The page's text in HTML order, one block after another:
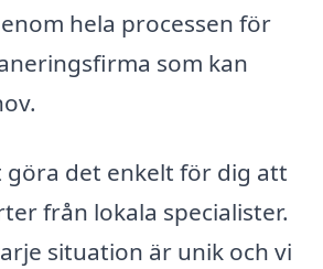
hela processen för
som kan
göra det enkelt för dig att
från lokala specialister.
situation är unik och vi